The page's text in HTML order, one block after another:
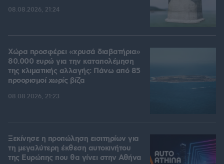
08.08.2026, 21:24
Χώρα προσφέρει «χρυσά διαβατήρια»
80.000 ευρώ για την καταπολέμηση
της κλιματικής αλλαγής: Πάνω από 85
προορισμοί χωρίς βίζα
08.08.2026, 21:23
Ξεκίνησε η προπώληση εισιτηρίων για
τη μεγαλύτερη έκθεση αυτοκινήτου
της Ευρώπης που θα γίνει στην Αθήνα